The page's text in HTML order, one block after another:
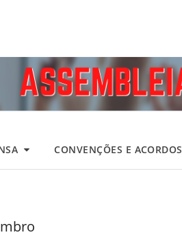
CONVENÇÕES E ACORDOS